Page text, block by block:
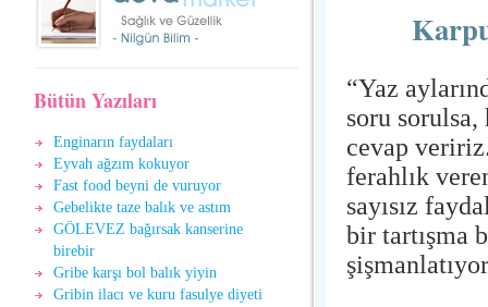
Bütün Yazıları
Enginarın faydaları
Eyvah ağzım kokuyor
Fast food beyni de vuruyor
Gebelikte taze balık ve astım
GÖLEVEZ bağırsak kanserine
birebir
Gribe karşı bol balık yiyin
Gribin ilacı ve kuru fasulye diyeti
“Yaz
soru
cevap
ferahlık
sayısız
bir tartışma